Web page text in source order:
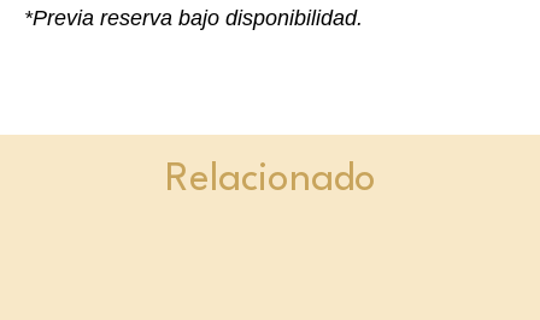
*Previa reserva bajo disponibilidad.
Relacionado